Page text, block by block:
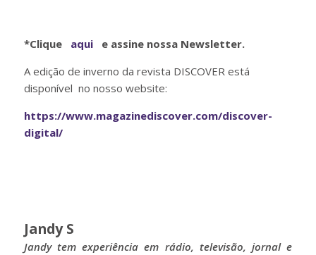
*Clique aquie assine nossa Newsletter.
A edição de inverno da revista DISCOVER está
disponível no nosso website:
https://www.magazinediscover.com/discover-
digital/
Jandy S
Jandy tem experiência em rádio, televisão, jornal e